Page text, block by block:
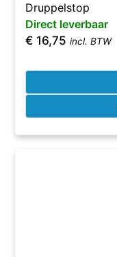
Druppelstop
Direct leverbaar
€ 16,75 incl. BTW